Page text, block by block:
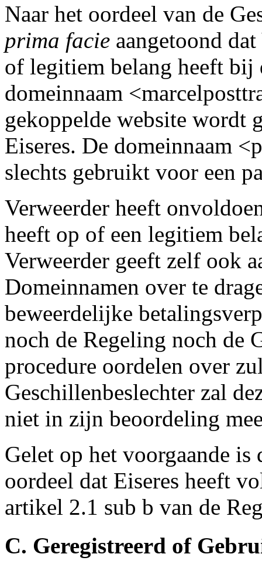
Naar het oordeel van de
prima facie aangetoond
of legitiem belang heeft bij
domeinnaam
gekoppelde website wordt
Eiseres. De domeinnaam
slechts gebruikt voor een
Verweerder heeft
heeft op of een legitiem
Verweerder geeft zelf ook
Domeinnamen over te
beweerdelijke
noch de Regeling noch de
procedure oordelen over
Geschillenbeslechter zal
niet in zijn beoordeling
Gelet op het voorgaande is
oordeel dat Eiseres heeft
artikel 2.1 sub b van de
C. Geregistreerd of